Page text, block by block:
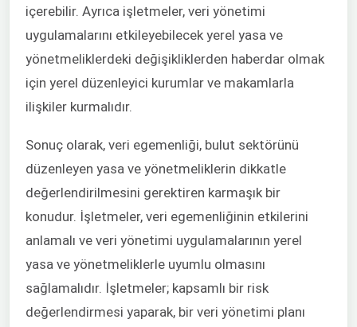
içerebilir. Ayrıca işletmeler, veri yönetimi
uygulamalarını etkileyebilecek yerel yasa ve
yönetmeliklerdeki değişikliklerden haberdar olmak
için yerel düzenleyici kurumlar ve makamlarla
ilişkiler kurmalıdır.
Sonuç olarak, veri egemenliği, bulut sektörünü
düzenleyen yasa ve yönetmeliklerin dikkatle
değerlendirilmesini gerektiren karmaşık bir
konudur. İşletmeler, veri egemenliğinin etkilerini
anlamalı ve veri yönetimi uygulamalarının yerel
yasa ve yönetmeliklerle uyumlu olmasını
sağlamalıdır. İşletmeler; kapsamlı bir risk
değerlendirmesi yaparak, bir veri yönetimi planı